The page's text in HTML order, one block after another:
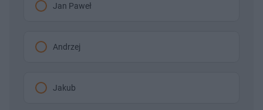
Jan Paweł
Andrzej
Jakub